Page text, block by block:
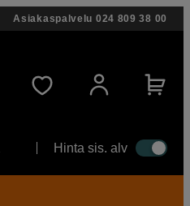
Asiakaspalvelu 024 809 38 00
Hinta sis. alv